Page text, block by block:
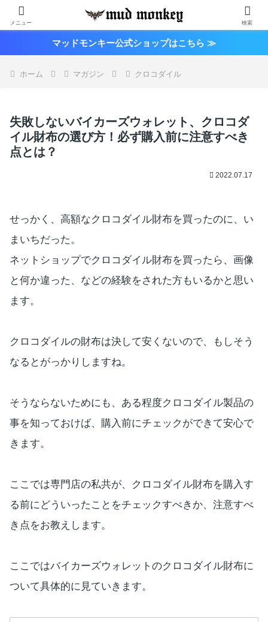
マッドモンキー公式ショップはこちら ≫
ホーム マガジン クロコダイル
失敗しないバイカーズウォレット、クロコダ
イル財布の選び方！必ず購入前に注意すべき
点とは？
2022.07.17
せっかく、高額なクロコダイル財布を買ったのに、い
まいちだった。
ネットショップでクロコダイル財布を買ったら、画像
と何か違った、などの経験をされた方もいるかと思い
ます。
クロコダイルの財布は決して安くないので、もしそう
なるとがっかりしますね。
そうならないためにも、ある程度クロコダイル製品の
事を知っておけば、購入前にチェックができて安心で
きます。
ここでは専門店の私共が、クロコダイル財布を購入す
る前にどういったことをチェックすべきか、注意すべ
き点をお教えします。
ここではバイカーズウォレットのクロコダイル財布に
ついて具体的に見ていきます。
メニュー 検索